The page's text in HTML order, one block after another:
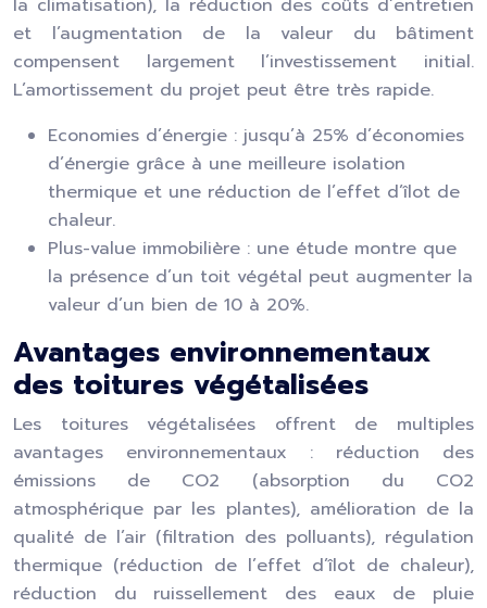
la climatisation), la réduction des coûts d’entretien
et l’augmentation de la valeur du bâtiment
compensent largement l’investissement initial.
L’amortissement du projet peut être très rapide.
Economies d’énergie : jusqu’à 25% d’économies
d’énergie grâce à une meilleure isolation
thermique et une réduction de l’effet d’îlot de
chaleur.
Plus-value immobilière : une étude montre que
la présence d’un toit végétal peut augmenter la
valeur d’un bien de 10 à 20%.
Avantages environnementaux
des toitures végétalisées
Les toitures végétalisées offrent de multiples
avantages environnementaux : réduction des
émissions de CO2 (absorption du CO2
atmosphérique par les plantes), amélioration de la
qualité de l’air (filtration des polluants), régulation
thermique (réduction de l’effet d’îlot de chaleur),
réduction du ruissellement des eaux de pluie